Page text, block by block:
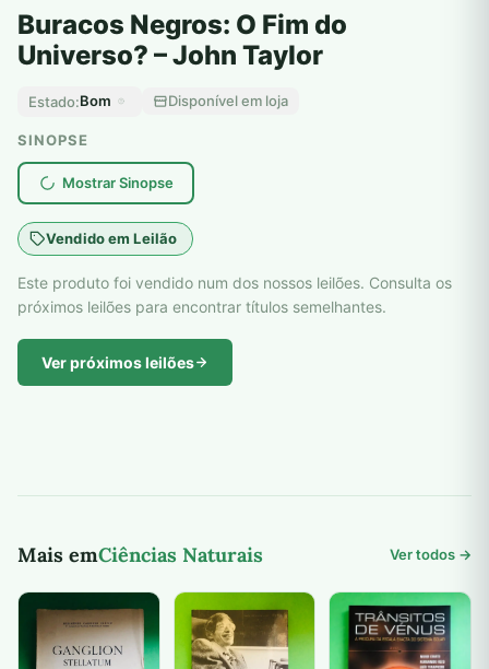
Buracos Negros: O Fim do
Universo? – John Taylor
Estado:Bom Disponível em loja
SINOPSE
Mostrar Sinopse
Vendido em Leilão
Este produto foi vendido num dos nossos leilões. Consulta os
próximos leilões para encontrar títulos semelhantes.
Ver próximos leilões
Mais emCiências Naturais Ver todos →